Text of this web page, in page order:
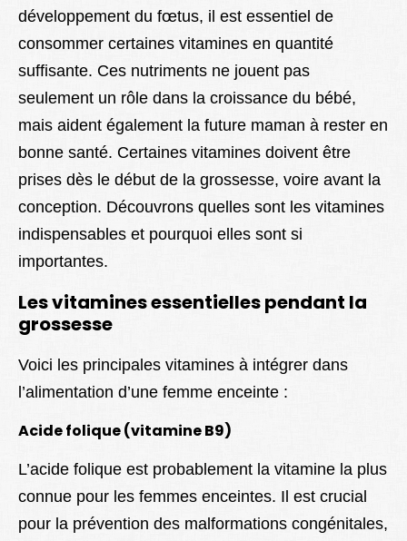
développement du fœtus, il est essentiel de
consommer certaines vitamines en quantité
suffisante. Ces nutriments ne jouent pas
seulement un rôle dans la croissance du bébé,
mais aident également la future maman à rester en
bonne santé. Certaines vitamines doivent être
prises dès le début de la grossesse, voire avant la
conception. Découvrons quelles sont les vitamines
indispensables et pourquoi elles sont si
importantes.
Les vitamines essentielles pendant la
grossesse
Voici les principales vitamines à intégrer dans
l’alimentation d’une femme enceinte :
Acide folique (vitamine B9)
L’acide folique est probablement la vitamine la plus
connue pour les femmes enceintes. Il est crucial
pour la prévention des malformations congénitales,